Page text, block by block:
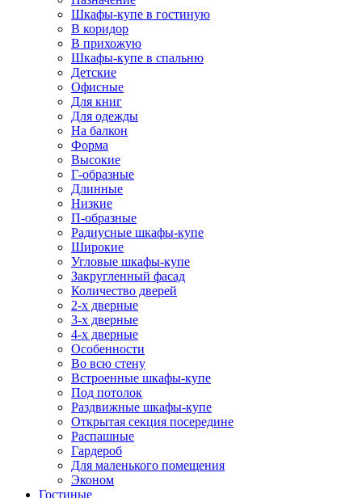
Шкафы-купе в гостиную
В коридор
В прихожую
Шкафы-купе в спальню
Детские
Офисные
Для книг
Для одежды
На балкон
Форма
Высокие
Г-образные
Длинные
Низкие
П-образные
Радиусные шкафы-купе
Широкие
Угловые шкафы-купе
Закругленный фасад
Количество дверей
2-х дверные
3-х дверные
4-х дверные
Особенности
Во всю стену
Встроенные шкафы-купе
Под потолок
Раздвижные шкафы-купе
Открытая секция посередине
Распашные
Гардероб
Для маленького помещения
Эконом
Гостиные